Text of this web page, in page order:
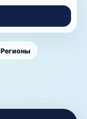
Регионы